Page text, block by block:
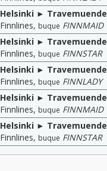
Helsinki ► Travemuende
Finnlines, buque FINNMAID
Helsinki ► Travemuende
Finnlines, buque FINNSTAR
Helsinki ► Travemuende
Finnlines, buque FINNLADY
Helsinki ► Travemuende
Finnlines, buque FINNMAID
Helsinki ► Travemuende
Finnlines, buque FINNSTAR